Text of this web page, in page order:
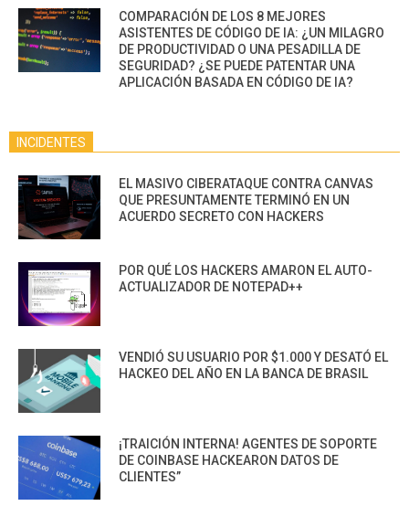
COMPARACIÓN DE LOS 8 MEJORES
ASISTENTES DE CÓDIGO DE IA: ¿UN MILAGRO
DE PRODUCTIVIDAD O UNA PESADILLA DE
SEGURIDAD? ¿SE PUEDE PATENTAR UNA
APLICACIÓN BASADA EN CÓDIGO DE IA?
INCIDENTES
EL MASIVO CIBERATAQUE CONTRA CANVAS
QUE PRESUNTAMENTE TERMINÓ EN UN
ACUERDO SECRETO CON HACKERS
POR QUÉ LOS HACKERS AMARON EL AUTO-
ACTUALIZADOR DE NOTEPAD++
VENDIÓ SU USUARIO POR $1.000 Y DESATÓ EL
HACKEO DEL AÑO EN LA BANCA DE BRASIL
¡TRAICIÓN INTERNA! AGENTES DE SOPORTE
DE COINBASE HACKEARON DATOS DE
CLIENTES”